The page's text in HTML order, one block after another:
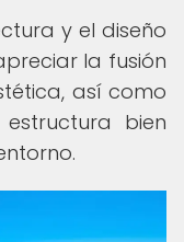
y el diseño
la fusión
así como
bien